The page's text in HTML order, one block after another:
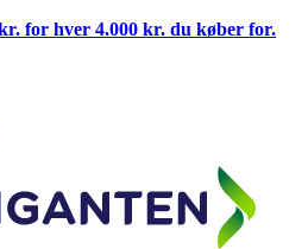
for hver 4.000 kr. du køber for.